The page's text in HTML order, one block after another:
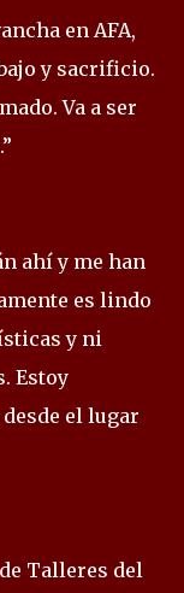
en AFA,
y sacrificio.
Va a ser
ahí y me han
es lindo
y ni
Estoy
el lugar
Talleres del